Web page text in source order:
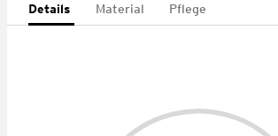
Details Material Pflege